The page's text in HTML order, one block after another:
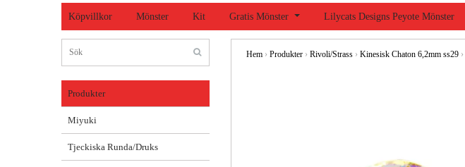
Köpvillkor Mönster Kit Gratis Mönster Lilycats Designs Peyote Mönster
Produkter
Miyuki
Tjeckiska Runda/Druks
Hem › Produkter › Rivoli/Strass › Kinesisk Chaton 6,2mm ss29 ›